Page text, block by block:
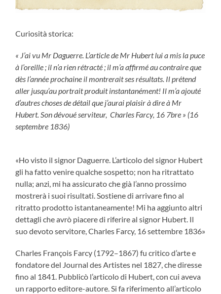
Curiosità storica:
« J’ai vu Mr Daguerre. L’article de Mr Hubert lui a mis la puce
à l’oreille ; il n’a rien rétracté ; il m’a affirmé au contraire que
dès l’année prochaine il montrerait ses résultats. Il prétend
aller jusqu’au portrait produit instantanément! Il m’a ajouté
d’autres choses de détail que j’aurai plaisir à dire à Mr
Hubert. Son dévoué serviteur, Charles Farcy, 16 7bre » (16
septembre 1836)
«Ho visto il signor Daguerre. L’articolo del signor Hubert
gli ha fatto venire qualche sospetto; non ha ritrattato
nulla; anzi, mi ha assicurato che già l’anno prossimo
mostrerà i suoi risultati. Sostiene di arrivare fino al
ritratto prodotto istantaneamente! Mi ha aggiunto altri
dettagli che avrò piacere di riferire al signor Hubert. Il
suo devoto servitore, Charles Farcy, 16 settembre 1836»
Charles François Farcy (1792–1867) fu critico d’arte e
fondatore del Journal des Artistes nel 1827, che diresse
fino al 1841. Pubblicò l’articolo di Hubert, con cui aveva
un rapporto editore-autore. Si fa riferimento all’articolo